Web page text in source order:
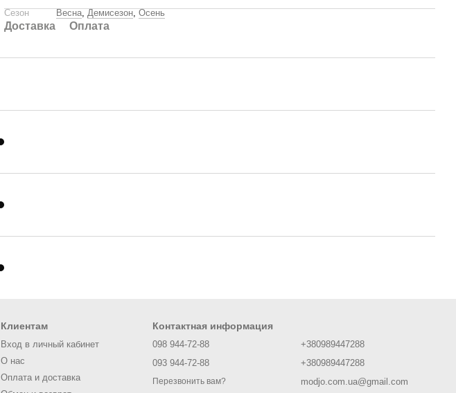
Сезон
Весна, Демисезон, Осень
Доставка Оплата
Клиентам
Вход в личный кабинет
О нас
Оплата и доставка
Контактная информация
098 944-72-88
093 944-72-88
Перезвонить вам?
+380989447288
+380989447288
modjo.com.ua@gmail.com